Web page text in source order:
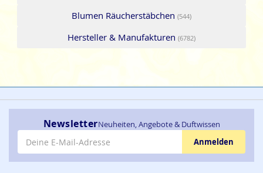
Blumen Räucherstäbchen (544)
Hersteller & Manufakturen (6782)
NewsletterNeuheiten, Angebote & Duftwissen
E-Mail-Adresse
Anmelden